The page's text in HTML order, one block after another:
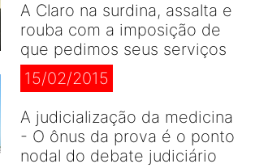
A Claro na surdina, assalta e
rouba com a imposição de
que pedimos seus serviços
15/02/2015
A judicialização da medicina
- O ônus da prova é o ponto
nodal do debate judiciário